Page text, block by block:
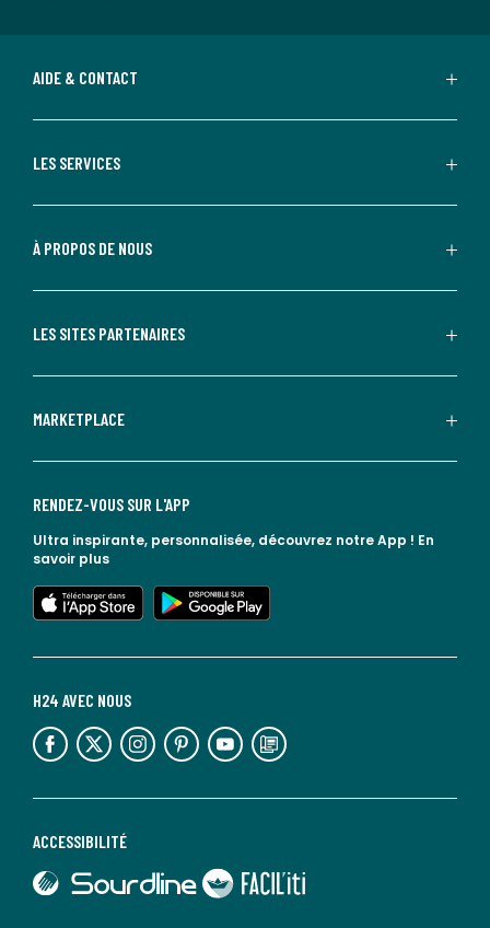
AIDE & CONTACT
LES SERVICES
À PROPOS DE NOUS
LES SITES PARTENAIRES
MARKETPLACE
ACCESSIBILITÉ
lien vers Faciliti
H24 AVEC NOUS
lien vers l'espace réseaux sociaux lien vers l'espace réseaux sociaux lien vers l'espace réseaux sociaux lien vers l'espace réseaux sociaux lien vers l'espace réseaux sociaux lien vers le blog la redoute
RENDEZ-VOUS SUR L'APP
Ultra inspirante, personnalisée, découvrez notre App ! En
savoir plus
lien vers l'app store
lien vers google play